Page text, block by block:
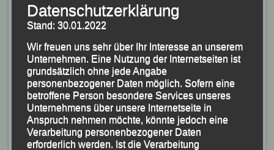
aktuell trainingsbedingt noch die entsprechende
Kraftausdauer fehlt, im Spitzenfeld mitzulaufen, ließ
nichts unversucht zu attackieren und musste sich nach
38:33 Minuten nur dem favorisierten Titelträger
von 2018 James Priest beugen.
Wie von LG-TrainerGünter Zahnzu erfahren war,
plantRichard Friedrichaktuell noch drei bis vier
Vorbereitungswettkämpfe sowohl im Cross als auch
Datenschutzerklärung
Stand: 30.01.2022
Wir freuen uns sehr über Ihr Interesse an unserem
Unternehmen. Eine Nutzung der Internetseiten ist
grundsätzlich ohne jede Angabe
personenbezogener Daten möglich. Sofern eine
betroffene Person besondere Services unseres
Unternehmens über unsere Internetseite in
Anspruch nehmen möchte, könnte jedoch eine
Verarbeitung personenbezogener Daten
erforderlich werden. Ist die Verarbeitung